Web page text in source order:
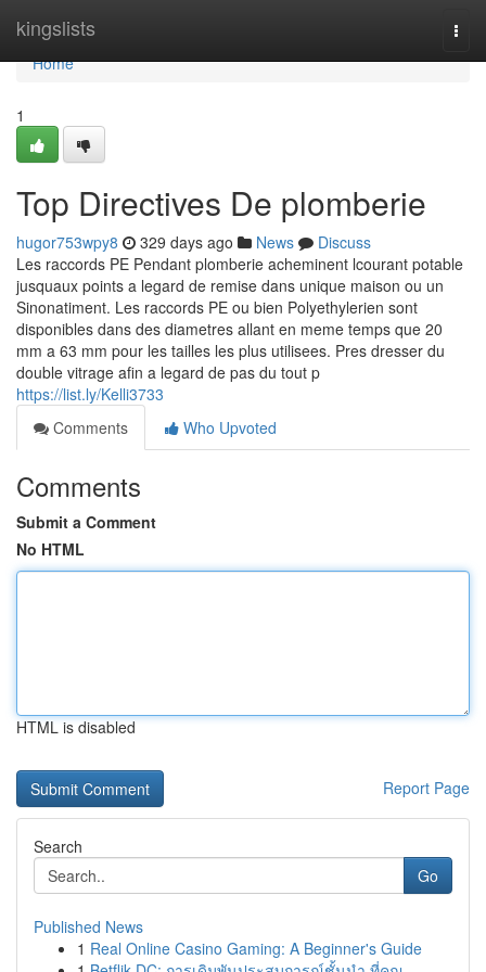
kingslists
Home
Home
1
Top Directives De plomberie
hugor753wpy8 329 days ago News
Discuss
Les raccords PE Pendant plomberie acheminent lcourant potable
jusquaux points a legard de remise dans unique maison ou un
Sinonatiment. Les raccords PE ou bien Polyethylerien sont
disponibles dans des diametres allant en meme temps que 20
mm a 63 mm pour les tailles les plus utilisees. Pres dresser du
double vitrage afin a legard de pas du tout p
https://list.ly/Kelli3733
Comments
Who Upvoted
Comments
Submit a Comment
No HTML
HTML is disabled
Report Page
Search
Go
Published News
1 Real Online Casino Gaming: A Beginner's Guide